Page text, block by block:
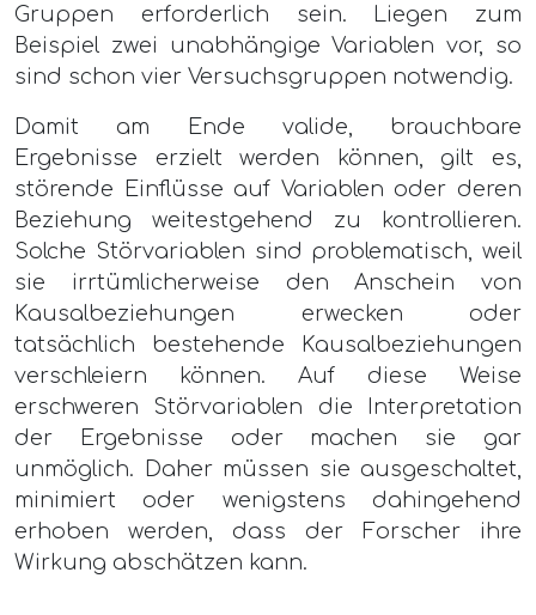
Gruppen erforderlich sein. Liegen zum
Beispiel zwei unabhängige Variablen vor, so
sind schon vier Versuchsgruppen notwendig.
Damit am Ende valide, brauchbare
Ergebnisse erzielt werden können, gilt es,
störende Einflüsse auf Variablen oder deren
Beziehung weitestgehend zu kontrollieren.
Solche Störvariablen sind problematisch, weil
sie irrtümlicherweise den Anschein von
Kausalbeziehungen erwecken oder
tatsächlich bestehende Kausalbeziehungen
verschleiern können. Auf diese Weise
erschweren Störvariablen die Interpretation
der Ergebnisse oder machen sie gar
unmöglich. Daher müssen sie ausgeschaltet,
minimiert oder wenigstens dahingehend
erhoben werden, dass der Forscher ihre
Wirkung abschätzen kann.